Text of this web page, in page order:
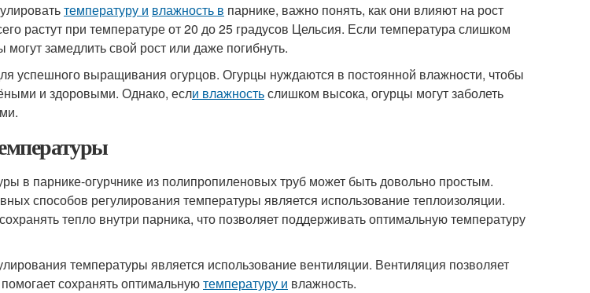
температуру и влажность в парнике, важно понять, как они влияют на рост
растут при температуре от 20 до 25 градусов Цельсия. Если температура слишком
могут замедлить свой рост или даже погибнуть.
успешного выращивания огурцов. Огурцы нуждаются в постоянной влажности, чтобы
и здоровыми. Однако, если влажностьслишком высока, огурцы могут заболеть
в парнике-огурчнике из полипропиленовых труб может быть довольно простым.
способов регулирования температуры является использование теплоизоляции.
тепло внутри парника, что позволяет поддерживать оптимальную температуру
температуры является использование вентиляции. Вентиляция позволяет
сохранять оптимальнуютемпературу и влажность.